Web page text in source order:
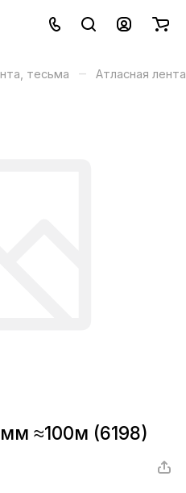
тесьма – Атласная лента
≈100м (6198)